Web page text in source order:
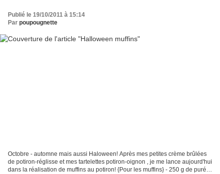
Publié le 19/10/2011 à 15:14
Par poupougnette
Octobre - automne mais aussi Haloween! Après mes petites crème brûlées
de potiron-réglisse et mes tartelettes potiron-oignon , je me lance aujourd'hui
dans la réalisation de muffins au potiron! {Pour les muffins} - 250 g de purée